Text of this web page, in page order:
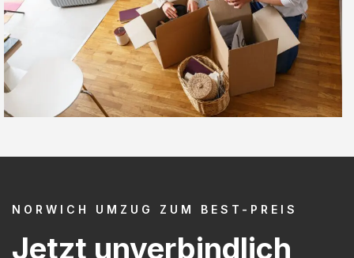
NORWICH UMZUG ZUM BEST-PREIS
Jetzt unverbindlich